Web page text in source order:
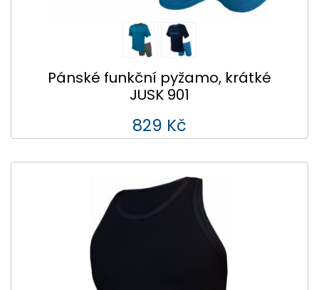
Pánské funkční pyžamo, krátké
JUSK 901
829 Kč